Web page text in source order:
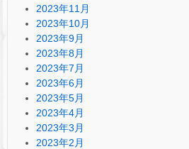
2023年11月
2023年10月
2023年9月
2023年8月
2023年7月
2023年6月
2023年5月
2023年4月
2023年3月
2023年2月